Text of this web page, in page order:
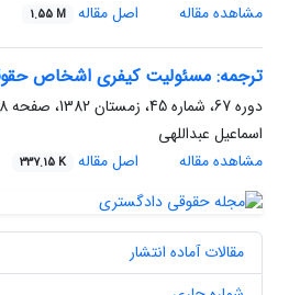
مشاهده مقاله
اصل مقاله 1.55 M
ترجمه: مسئولیت کیفری اشخاص
دوره 67، شماره 45، زمستان 1382، صفحه
اسماعیل عبداللهی
مشاهده مقاله
اصل مقاله 337.15 K
مقالات آماده انتشار